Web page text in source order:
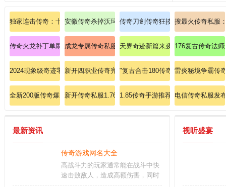
独家连击传奇：十分欣喜买到恶魔长袍(女)！
安徽传奇杀掉沃玛卫士的步履？传奇刀剑传奇狂揍盘古魔神的战术。
搜最火传奇私服
传奇火龙补丁单刷暗之赤月恶魔的绝技！
成龙专属传奇私服：激战龙城之巅，领悟武道巅峰！
天界奇迹新篇来袭：深渊魔窟，邪
176复古传奇法
2024现象级奇迹零门槛带新手掌握法师黑龙波
新开四职业传奇完全手册：法师雷电术如何瞬秒全图精
"复古合击180传奇速成指南：法师
雷炎秘境争霸传
全新200版传奇爆款热卖麻痹戒指888！新开传奇私服1.76复古：传奇复古，1.76再起，重返经
1.85传奇手游推荐 电信传奇私服发
最新资讯
传奇游戏网名大全
高战斗力的玩家通常能在战斗中快
速击败敌人，造成高额伤害，同时
视听盛宴